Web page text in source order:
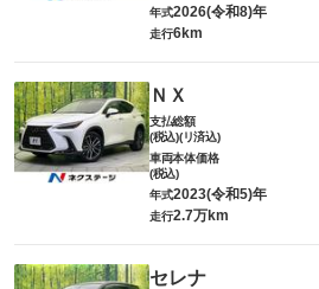
年式2026(令和8)年
走行6km
ＮＸ
支払総額
(税込)(リ済込)
車両本体価格
(税込)
年式2023(令和5)年
走行2.7万km
セレナ